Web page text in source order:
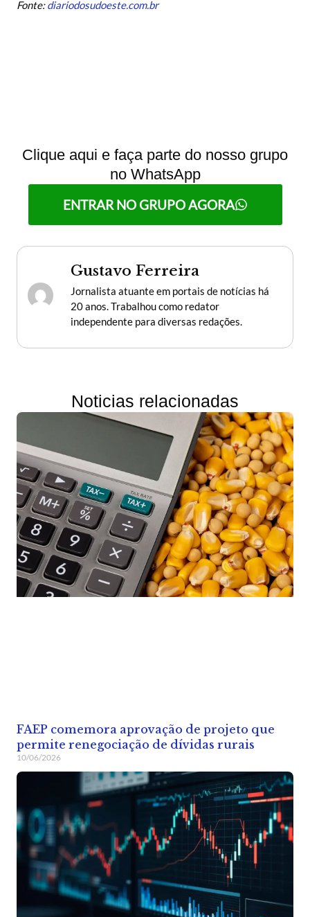
Fonte:diariodosudoeste.com.br
Clique aqui e faça parte do nosso grupo
no WhatsApp
ENTRAR NO GRUPO AGORA
Gustavo Ferreira
Jornalista atuante em portais de notícias há
20 anos. Trabalhou como redator
independente para diversas redações.
Noticias relacionadas
FAEP comemora aprovação de projeto que
permite renegociação de dívidas rurais
10/06/2026